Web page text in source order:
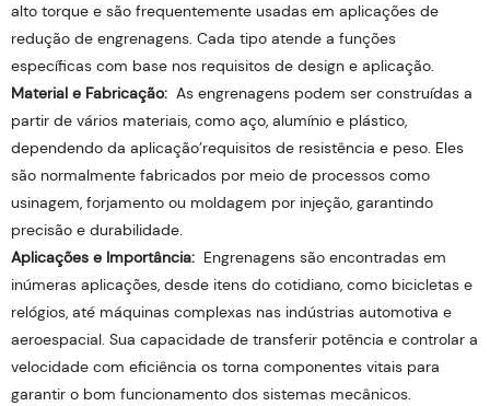
alto torque e são frequentemente usadas em aplicações de
redução de engrenagens. Cada tipo atende a funções
específicas com base nos requisitos de design e aplicação.
Material e Fabricação: As engrenagens podem ser construídas a
partir de vários materiais, como aço, alumínio e plástico,
dependendo da aplicação’requisitos de resistência e peso. Eles
são normalmente fabricados por meio de processos como
usinagem, forjamento ou moldagem por injeção, garantindo
precisão e durabilidade.
Aplicações e Importância: Engrenagens são encontradas em
inúmeras aplicações, desde itens do cotidiano, como bicicletas e
relógios, até máquinas complexas nas indústrias automotiva e
aeroespacial. Sua capacidade de transferir potência e controlar a
velocidade com eficiência os torna componentes vitais para
garantir o bom funcionamento dos sistemas mecânicos.